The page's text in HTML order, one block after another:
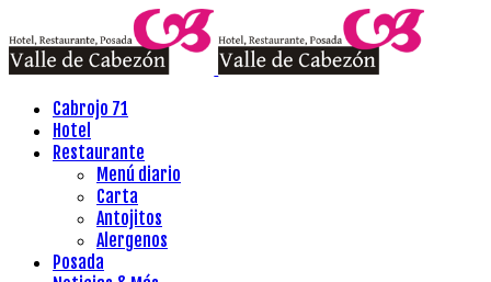
Cabrojo 71
Hotel
Restaurante
Menú diario
Carta
Antojitos
Alergenos
Posada